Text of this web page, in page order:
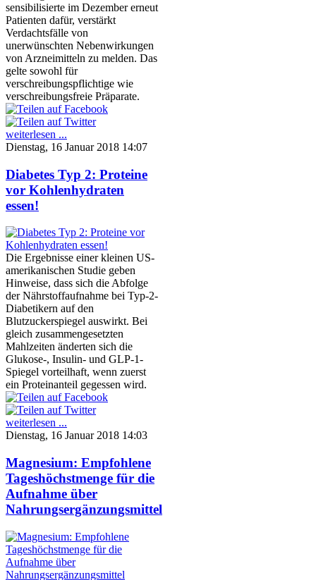
sensibilisierte im Dezember erneut
Patienten dafür, verstärkt
Verdachtsfälle von
unerwünschten Nebenwirkungen
von Arzneimitteln zu melden. Das
gelte sowohl für
verschreibungspflichtige wie
verschreibungsfreie Präparate.
weiterlesen ...
Dienstag, 16 Januar 2018 14:07
Diabetes Typ 2: Proteine
vor Kohlenhydraten
essen!
Die Ergebnisse einer kleinen US-
amerikanischen Studie geben
Hinweise, dass sich die Abfolge
der Nährstoffaufnahme bei Typ-2-
Diabetikern auf den
Blutzuckerspiegel auswirkt. Bei
gleich zusammengesetzten
Mahlzeiten änderten sich die
Glukose-, Insulin- und GLP-1-
Spiegel vorteilhaft, wenn zuerst
ein Proteinanteil gegessen wird.
weiterlesen ...
Dienstag, 16 Januar 2018 14:03
Magnesium: Empfohlene
Tageshöchstmenge für die
Aufnahme über
Nahrungsergänzungsmittel